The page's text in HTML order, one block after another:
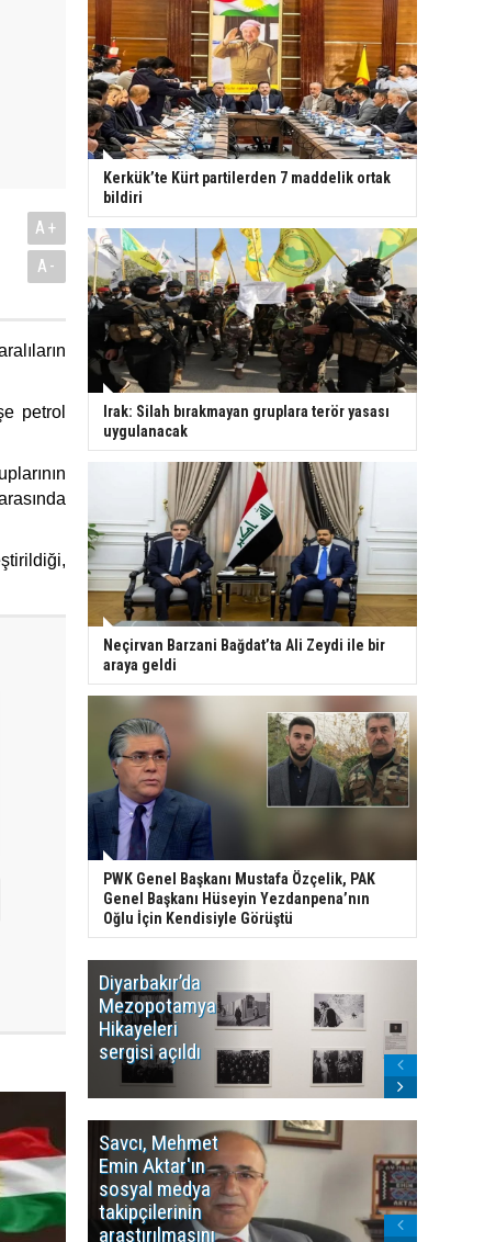
A+
A-
petrol
Kerkük’te Kürt partilerden 7 maddelik ortak
bildiri
Irak: Silah bırakmayan gruplara terör yasası
uygulanacak
Neçirvan Barzani Bağdat’ta Ali Zeydi ile bir
araya geldi
PWK Genel Başkanı Mustafa Özçelik, PAK
Genel Başkanı Hüseyin Yezdanpena’nın
Oğlu İçin Kendisiyle Görüştü
Diyarbakır’da
Mezopotamya
Hikayeleri
sergisi açıldı
Savcı, Mehmet
Emin Aktar'ın
sosyal medya
takipçilerinin
araştırılmasını